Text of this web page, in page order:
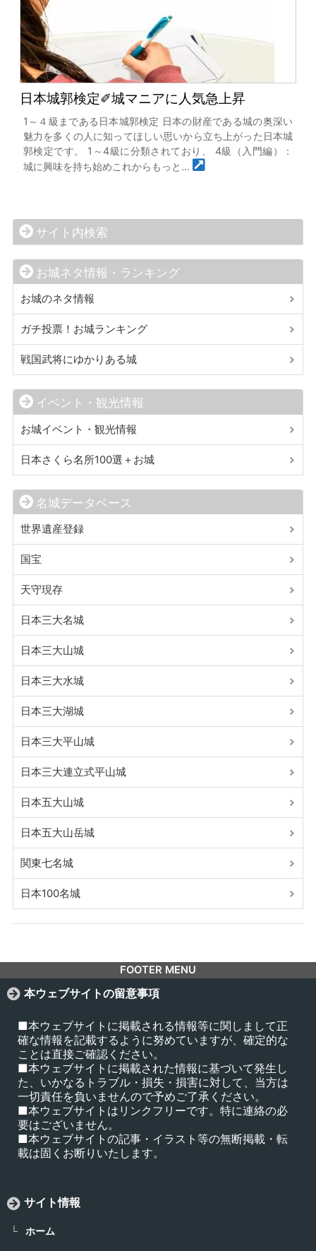
日本城郭検定✐城マニアに人気急上昇
1～４級まである日本城郭検定 日本の財産である城の奥深い
魅力を多くの人に知ってほしい思いから立ち上がった日本城
郭検定です。 1～4級に分類されており、 4級（入門編）：
城に興味を持ち始めこれからもっと…
サイト内検索
お城ネタ情報・ランキング
お城のネタ情報
ガチ投票！お城ランキング
戦国武将にゆかりある城
イベント・観光情報
お城イベント・観光情報
日本さくら名所100選＋お城
名城データベース
世界遺産登録
国宝
天守現存
日本三大名城
日本三大山城
日本三大水城
日本三大湖城
日本三大平山城
日本三大連立式平山城
日本五大山城
日本五大山岳城
関東七名城
日本100名城
FOOTER MENU
本ウェブサイトの留意事項
■本ウェブサイトに掲載される情報等に関しまして正
確な情報を記載するように努めていますが、確定的な
ことは直接ご確認ください。
■本ウェブサイトに掲載された情報に基づいて発生し
た、いかなるトラブル・損失・損害に対して、当方は
一切責任を負いませんので予めご了承ください。
■本ウェブサイトはリンクフリーです。特に連絡の必
要はございません。
■本ウェブサイトの記事・イラスト等の無断掲載・転
載は固くお断りいたします。
サイト情報
ホーム